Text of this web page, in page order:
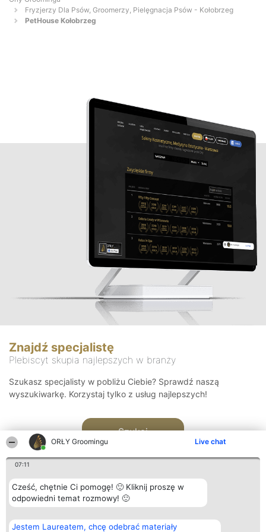
ORŁY Groomingu Live chat
07:11
Cześć, chętnie Ci pomogę! 🙂 Kliknij proszę w
odpowiedni temat rozmowy! 🙂
Jestem Laureatem, chcę odebrać materiały
Fryzjerzy Dla Psów, Groomerzy, Pielęgnacja Psów - Kołobrzeg
PetHouse Kołobrzeg
Znajdź specjalistę
Plebiscyt skupia najlepszych w branży
Szukasz specjalisty w pobliżu Ciebie? Sprawdź naszą
wyszukiwarkę. Korzystaj tylko z usług najlepszych!
Szukaj
Organizator plebiscytu
Bright Side Solutions sp. z o.
Plebiscyt
Laureaci
Kontakt
Kontakt